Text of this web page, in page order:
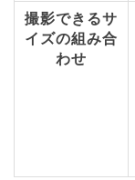
撮影できるサ
イズの組み合
わせ